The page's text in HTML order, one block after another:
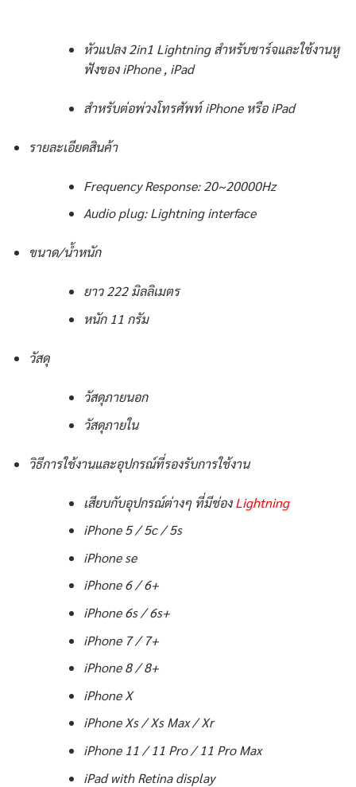
หัวแปลง 2in1 Lightning สำหรับชาร์จและใช้งานหู
ฟังของ iPhone , iPad
สำหรับต่อพ่วงโทรศัพท์ iPhone หรือ iPad
รายละเอียดสินค้า
Frequency Response: 20~20000Hz
Audio plug: Lightning interface
ขนาด/น้ำหนัก
ยาว 222 มิลลิเมตร
หนัก 11 กรัม
วัสดุ
วัสดุภายนอก
วัสดุภายใน
วิธีการใช้งานและอุปกรณ์ที่รองรับการใช้งาน
เสียบกับอุปกรณ์ต่างๆ ที่มีช่องLightning
iPhone 5 / 5c / 5s
iPhone se
iPhone 6 / 6+
iPhone 6s / 6s+
iPhone 7 / 7+
iPhone 8 / 8+
iPhone X
iPhone Xs / Xs Max / Xr
iPhone 11 / 11 Pro / 11 Pro Max
iPad with Retina display